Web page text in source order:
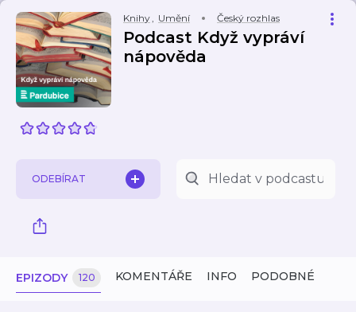
Knihy, Umění Český rozhlas
Podcast Když vypráví
nápověda
ODEBÍRAT
EPIZODY 120 KOMENTÁŘE INFO PODOBNÉ